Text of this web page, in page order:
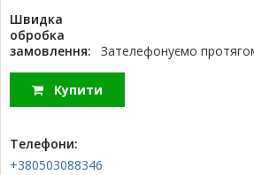
Швидка
обробка
замовлення:
Зателефонуємо
Купити
Телефони:
+380503088346